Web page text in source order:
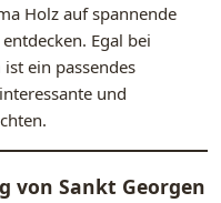
Holz auf spannende
Egal bei
ein passendes
und
von Sankt Georgen